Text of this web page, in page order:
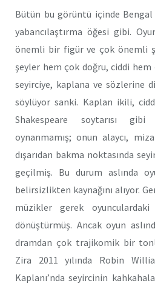
Bütün bu görüntü içinde Bengal
yabancılaştırma öğesi gibi.
önemli bir figür ve çok önemli
şeyler hem çok doğru, ciddi hem
seyirciye, kaplana ve sözlerine
söylüyor sanki. Kaplan ikili,
Shakespeare soytarısı
oynanmamış; onun alaycı,
dışarıdan bakma noktasında
geçilmiş. Bu durum aslında
belirsizlikten kaynağını alıyor.
müzikler gerek
dönüştürmüş. Ancak oyun
dramdan çok trajikomik bir
Zira 2011 yılında Robin
Kaplanı’nda seyircinin